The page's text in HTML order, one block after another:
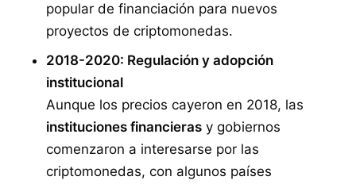
popular de financiación para nuevos
proyectos de criptomonedas.
2018-2020: Regulación y adopción
institucional
Aunque los precios cayeron en 2018, las
instituciones financierasy gobiernos
comenzaron a interesarse por las
criptomonedas, con algunos países